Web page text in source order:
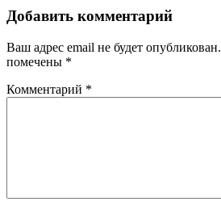
Добавить комментарий
Ваш адрес email не будет опубликован.
помечены *
Комментарий *